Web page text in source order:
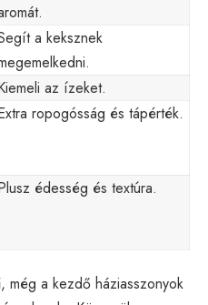
a keksznek
az ízeket.
ropogósság és tápérték.
édesség és textúra.
a kezdő háziasszonyok